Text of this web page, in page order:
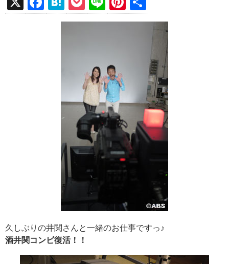
a
at o
n
nt 有
久しぶりの井関さんと一緒のお仕事ですっ♪
酒井関コンビ復活！！